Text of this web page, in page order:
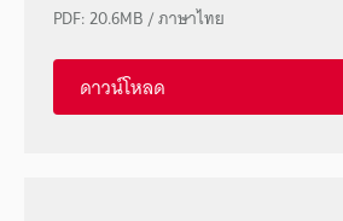
PDF:20.6MB/ภาษาไทย
ดาวน์โหลด